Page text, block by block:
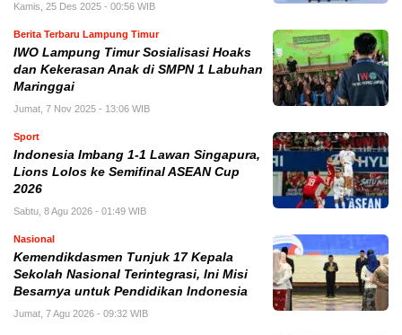
Kamis, 25 Des 2025 - 00:56 WIB
Berita Terbaru Lampung Timur
IWO Lampung Timur Sosialisasi Hoaks
dan Kekerasan Anak di SMPN 1 Labuhan
Maringgai
Jumat, 7 Nov 2025 - 13:06 WIB
Sport
Indonesia Imbang 1-1 Lawan Singapura,
Lions Lolos ke Semifinal ASEAN Cup
2026
Sabtu, 8 Agu 2026 - 01:49 WIB
Nasional
Kemendikdasmen Tunjuk 17 Kepala
Sekolah Nasional Terintegrasi, Ini Misi
Besarnya untuk Pendidikan Indonesia
Jumat, 7 Agu 2026 - 09:32 WIB